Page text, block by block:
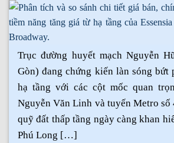
Trục đường huyết mạch Nguyễn
Gòn) đang chứng kiến làn sóng bứt
hạ tầng với các cột mốc quan
Nguyễn Văn Linh và tuyến Metro số
quỹ đất thấp tầng ngày càng khan
Phú Long […]